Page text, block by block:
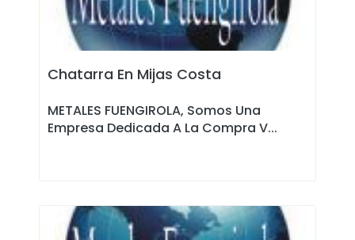
Chatarra En Mijas Costa
METALES FUENGIROLA, Somos Una
Empresa Dedicada A La Compra V...